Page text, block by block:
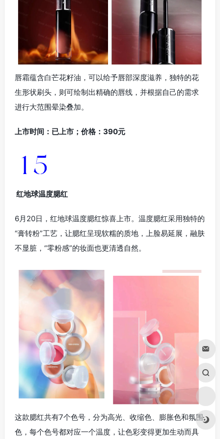
唇霜蕴含白芒花籽油，可以给予唇部深度滋养，独特的花
生形状刷头，则可绘制出精确的唇线，并根据自己的需求
进行大范围晕染叠加。
上市时间：已上市；价格：390元
红地球温度腮红
6月20日，红地球温度腮红惊喜上市。温度腮红采用独特的
“膏转粉”工艺，让腮红呈现软糯的质地，上脸易延展，融肤
不显脏，“零粉感”的妆面也更清透自然。
这款腮红共有7个色号，分为高光、收缩色、膨胀色和氛围
色，每个色号都对应一个温度，让色彩变得更加生动而具